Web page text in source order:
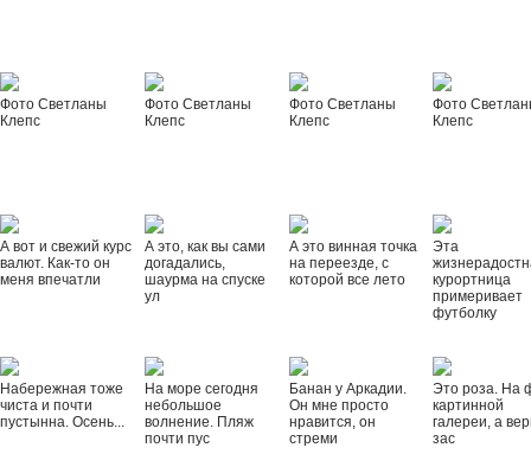
Фото Светланы
Клепс
Фото Светланы
Клепс
Фото Светланы
Клепс
Фото
Клепс
А вот и свежий курс
валют. Как-то он
меня впечатли
А это, как вы сами
догадались,
шаурма на спуске
ул
А это винная точка
на переезде, с
которой все лето
Эта
курортница
примеривает
футболку
Набережная тоже
чиста и почти
пустынна. Осень...
На море сегодня
небольшое
волнение. Пляж
почти пус
Банан у Аркадии.
Он мне просто
нравится, он
стреми
Это роза. На
картинной
галереи, а
зас